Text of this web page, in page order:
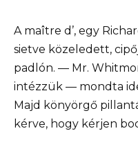
A maître d’, egy
sietve közeledett,
padlón. — Mr.
intézzük — mondta
Majd könyörgő
kérve, hogy kérjen